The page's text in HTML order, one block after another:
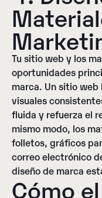
Tu sitio web y los
oportunidades
marca. Un sitio
visuales
fluida y refuerza el
mismo modo, los
folletos, gráficos
correo electrónico
diseño de marca
Cómo